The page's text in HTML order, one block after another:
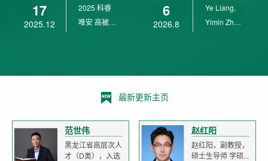
17
2025.12
2025 科睿
唯安 高被引
6
2026.8
Ye Liang,
Yimin Zhu,
最新更新主页
范世伟
黑龙江省高层次人
才（D类），入选
赵红阳
赵红阳，副教授，
硕士生导师 学硕...